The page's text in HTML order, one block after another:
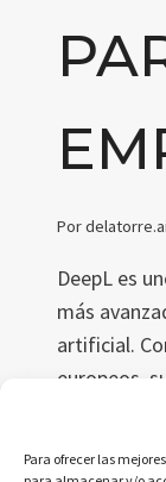
Para ofrecer las
Pordelatorre.ai
DeepL es
más
artificial.
europeos,